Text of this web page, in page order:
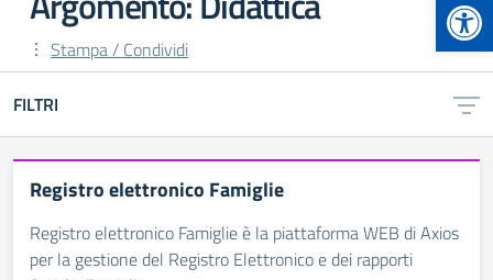
Stampa / Condividi
FILTRI
Registro elettronico Famiglie
Registro elettronico Famiglie è la piattaforma WEB di Axios
per la gestione del Registro Elettronico e dei rapporti